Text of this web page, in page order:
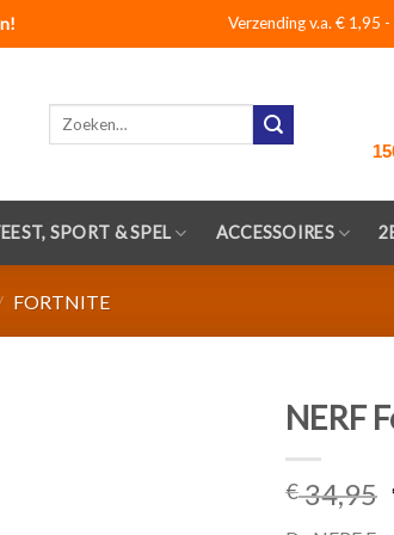
Verzending v.a. € 1,95 -
Zoeken
SPORT & SPEL ACCESSOIRES
FORTNITE
NERF
€34,95